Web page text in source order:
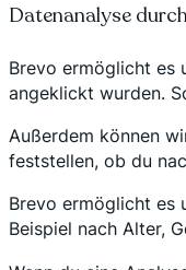
Datenanalyse
Brevo ermöglicht es
angeklickt wurden.
Außerdem können
feststellen, ob du
Brevo ermöglicht es
Beispiel nach Alter,